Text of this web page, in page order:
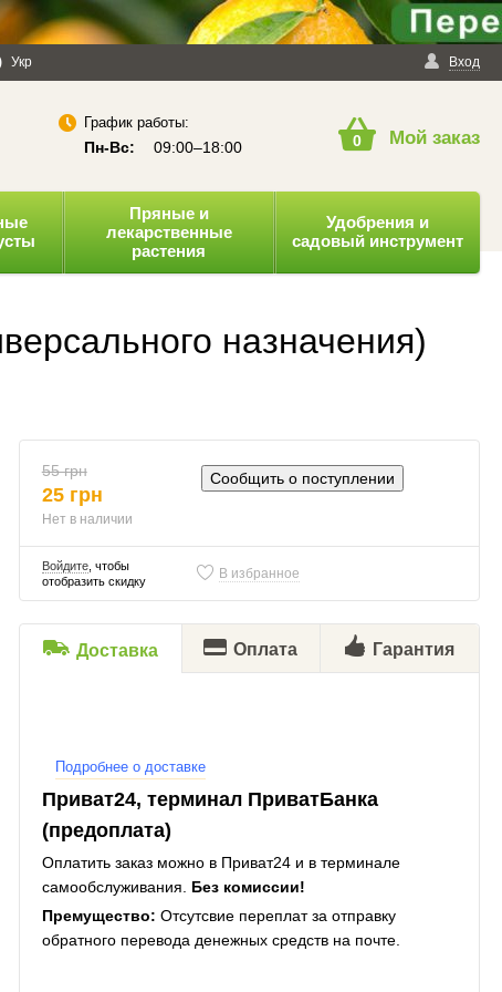
Вход
Укр
График работы:
Пн-Вс: 09:00–18:00 0 Мой заказ
Пряные и
лекарственные
растения
Удобрения и
садовый инструмент
назначения)
55 грн
25 грн
Нет в наличии
Сообщить о поступлении
Войдите, чтобы
отобразить скидку
В избранное
Доставка Оплата Гарантия
Подробнее о доставке
Приват24, терминал ПриватБанка
(предоплата)
Оплатить заказ можно в Приват24 и в терминале
самообслуживания. Без комиссии!
Премущество: Отсутсвие переплат за отправку
обратного перевода денежных средств на почте.